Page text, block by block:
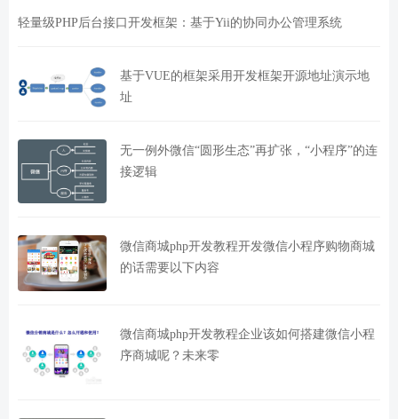
轻量级PHP后台接口开发框架：基于Yii的协同办公管理系统
基于VUE的框架采用开发框架开源地址演示地
址
无一例外微信“圆形生态”再扩张，“小程序”的连
接逻辑
微信商城php开发教程开发微信小程序购物商城
的话需要以下内容
微信商城php开发教程企业该如何搭建微信小程
序商城呢？未来零